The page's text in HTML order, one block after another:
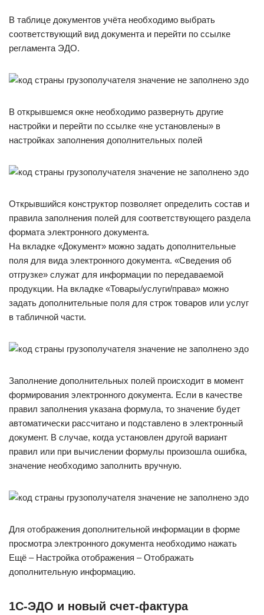
В таблице документов учёта необходимо выбрать
соответствующий вид документа и перейти по ссылке
регламента ЭДО.
В открывшемся окне необходимо развернуть другие
настройки и перейти по ссылке «не установлены» в
настройках заполнения дополнительных полей
Открывшийся конструктор позволяет определить состав и
правила заполнения полей для соответствующего раздела
формата электронного документа.
На вкладке «Документ» можно задать дополнительные
поля для вида электронного документа. «Сведения об
отгрузке» служат для информации по передаваемой
продукции. На вкладке «Товары/услуги/права» можно
задать дополнительные поля для строк товаров или услуг
в табличной части.
Заполнение дополнительных полей происходит в момент
формирования электронного документа. Если в качестве
правил заполнения указана формула, то значение будет
автоматически рассчитано и подставлено в электронный
документ. В случае, когда установлен другой вариант
правил или при вычислении формулы произошла ошибка,
значение необходимо заполнить вручную.
Для отображения дополнительной информации в форме
просмотра электронного документа необходимо нажать
Ещё – Настройка отображения – Отображать
дополнительную информацию.
1С-ЭДО и новый счет-фактура